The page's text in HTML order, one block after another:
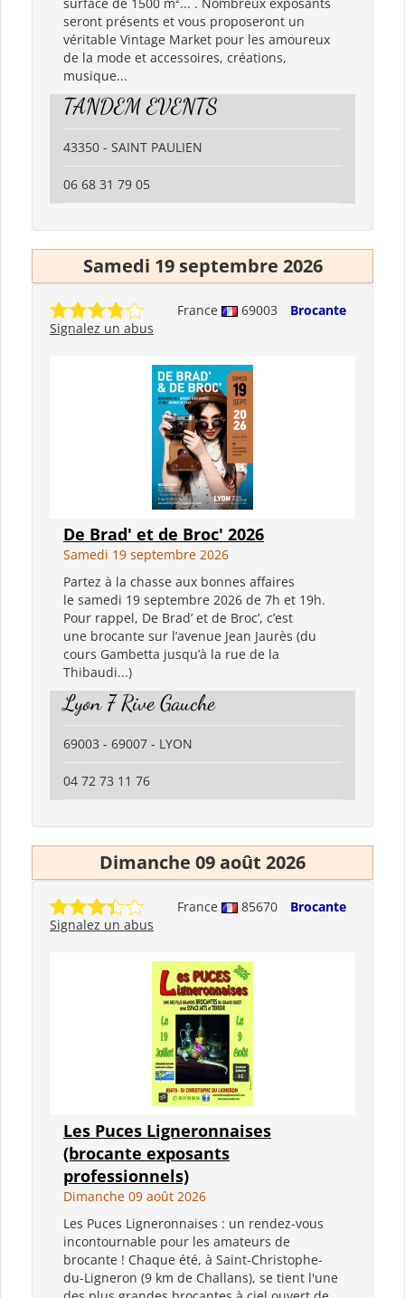
seront présents et vous proposeront un
véritable Vintage Market pour les amoureux
de la mode et accessoires, créations,
musique...
TANDEM EVENTS
43350 - SAINT PAULIEN
06 68 31 79 05
Samedi 19 septembre 2026
France 69003
Brocante
Signalez un abus
De Brad' et de Broc' 2026
Samedi 19 septembre 2026
Partez à la chasse aux bonnes affaires
le samedi 19 septembre 2026 de 7h et 19h.
Pour rappel, De Brad’ et de Broc’, c’est
une brocante sur l’avenue Jean Jaurès (du
cours Gambetta jusqu’à la rue de la
Thibaudi...)
Lyon 7 Rive Gauche
69003 - 69007 - LYON
04 72 73 11 76
Dimanche 09 août 2026
France 85670
Brocante
Signalez un abus
Les Puces Ligneronnaises
(brocante exposants
professionnels)
Dimanche 09 août 2026
Les Puces Ligneronnaises : un rendez-vous
incontournable pour les amateurs de
brocante ! Chaque été, à Saint-Christophe-
du-Ligneron (9 km de Challans), se tient l'une